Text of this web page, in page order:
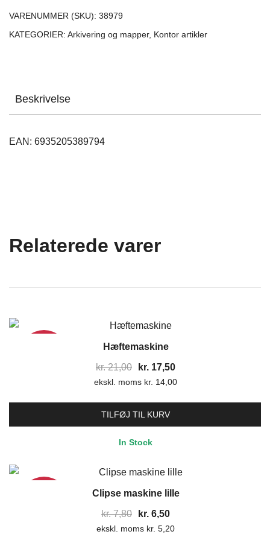
VARENUMMER (SKU): 38979
KATEGORIER: Arkivering og mapper, Kontor artikler
Beskrivelse
EAN: 6935205389794
Relaterede varer
Hæftemaskine
kr.21,00
Den
oprindelige
var:
kr. 21,00.
kr. 17,50Den
aktuelle
kr. 17,50.
ekskl. moms kr. 14,00
TILFØJ TIL KURV
In Stock
Clipse maskine lille
kr.7,80
Den
oprindelige
kr. 6,50Den
aktuelle
ekskl. moms kr. 5,20